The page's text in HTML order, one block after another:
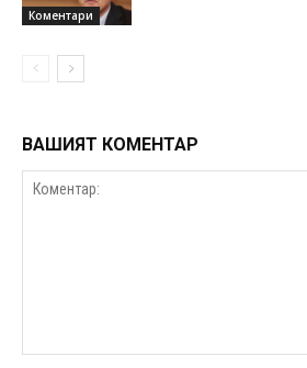
Коментари
ВАШИЯТ КОМЕНТАР